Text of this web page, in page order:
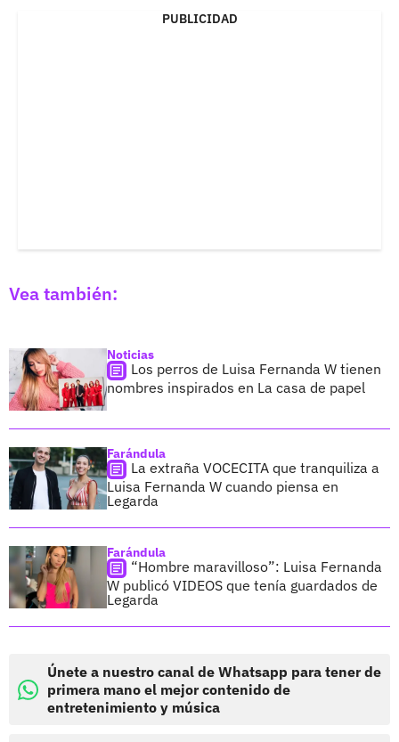
PUBLICIDAD
Vea también:
Noticias
Los perros de Luisa Fernanda W tienen
nombres inspirados en La casa de papel
Farándula
La extraña VOCECITA que tranquiliza a
Luisa Fernanda W cuando piensa en
Legarda
Farándula
“Hombre maravilloso”: Luisa Fernanda
W publicó VIDEOS que tenía guardados de
Legarda
Únete a nuestro canal de Whatsapp para tener de
primera mano el mejor contenido de
entretenimiento y música